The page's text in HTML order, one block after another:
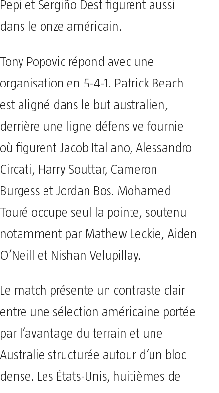
Pepi et Sergiño Dest figurent aussi
dans le onze américain.
Tony Popovic répond avec une
organisation en 5-4-1. Patrick Beach
est aligné dans le but australien,
derrière une ligne défensive fournie
où figurent Jacob Italiano, Alessandro
Circati, Harry Souttar, Cameron
Burgess et Jordan Bos. Mohamed
Touré occupe seul la pointe, soutenu
notamment par Mathew Leckie, Aiden
O’Neill et Nishan Velupillay.
Le match présente un contraste clair
entre une sélection américaine portée
par l’avantage du terrain et une
Australie structurée autour d’un bloc
dense. Les États-Unis, huitièmes de